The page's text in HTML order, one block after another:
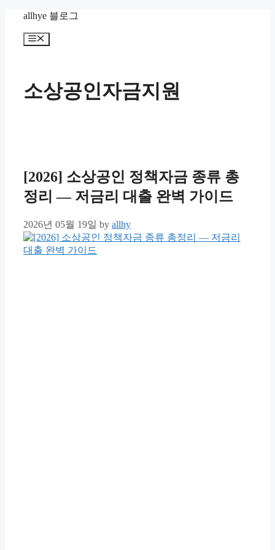
content
allhye 블로그
Menu
소상공인자금지원
[2026] 소상공인 정책자금 종류 총
정리 — 저금리 대출 완벽 가이드
2026년 05월 19일 by allhy